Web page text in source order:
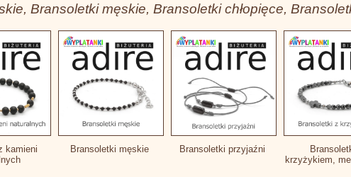
Bransoletki męskie, Bransoletki chłopięce,
kamieni
Bransoletki męskie Bransoletki przyjaźni
krzyżykiem,